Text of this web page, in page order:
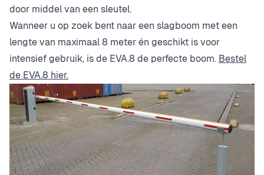
door middel van een sleutel.
Wanneer u op zoek bent naar een slagboom met een
lengte van maximaal 8 meter én geschikt is voor
intensief gebruik, is de EVA.8 de perfecte boom. Bestel
de EVA.8 hier.